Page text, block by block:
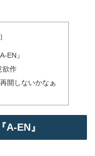
EN』
欲作
開しないかなぁ
EN』